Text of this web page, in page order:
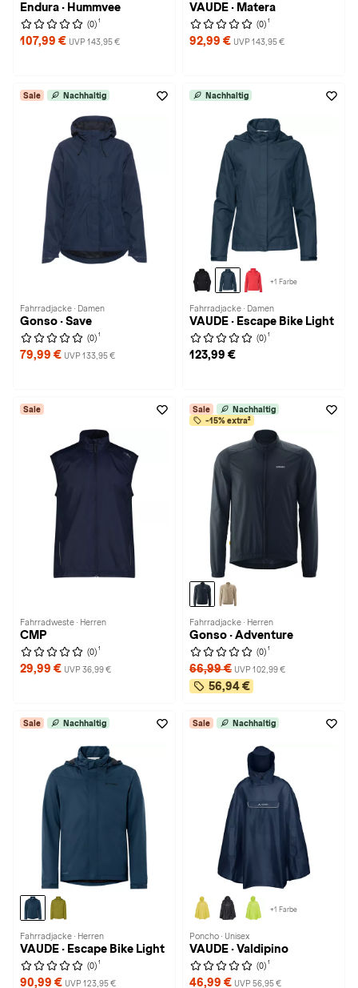
Endura · Hummvee
(0) 1
107,99 € UVP 143,95 €
VAUDE · Matera
(0) 1
92,99 € UVP 143,95 €
Sale Nachhaltig
Fahrradjacke · Damen
Gonso · Save
(0) 1
79,99 € UVP 133,95 €
Nachhaltig
+1 Farbe
Fahrradjacke · Damen
VAUDE · Escape Bike Light
(0) 1
123,99 €
Sale
Fahrradweste · Herren
CMP
(0) 1
29,99 € UVP 36,99 €
Sale
Nachhaltig
-15% extra²
Fahrradjacke · Herren
Gonso · Adventure
(0) 1
66,99 € UVP 102,99 €
56,94 €
Sale Nachhaltig
Fahrradjacke · Herren
VAUDE · Escape Bike Light
(0) 1
90,99 € UVP 123,95 €
Sale Nachhaltig
+1 Farbe
Poncho · Unisex
VAUDE · Valdipino
(0) 1
46,99 € UVP 56,95 €